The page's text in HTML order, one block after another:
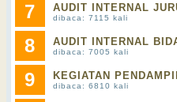
7 AUDIT INTERNAL
dibaca: 7115 kali
8 AUDIT INTERNAL
dibaca: 7005 kali
9 KEGIATAN
dibaca: 6810 kali